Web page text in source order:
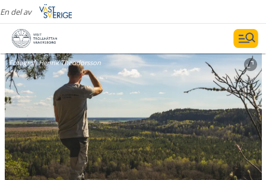
En del av
Fotograf:Henrik Theodorsson